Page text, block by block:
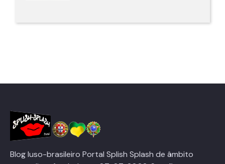
Blog luso-brasileiro Portal Splish Splash de âmbito